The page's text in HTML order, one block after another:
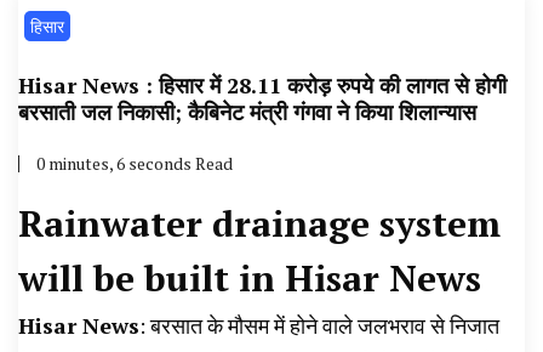
Weather Update in Haryana, Weather Alert
in Haryana, Rain Alert in Haryana, Haryana
Police Action, Haryana Porotet Update,
News, Student Portest News, Kisan Protest
News, AHN News, Abtak Haryana News,
हिसार
Hisar News : हिसार में 28.11 करोड़ रुपये की लागत से होगी
बरसाती जल निकासी; कैबिनेट मंत्री गंगवा ने किया शिलान्यास
0 minutes, 6 seconds Read
Rainwater drainage system
will be built in Hisar News
Hisar News: बरसात के मौसम में होने वाले जलभराव से निजात